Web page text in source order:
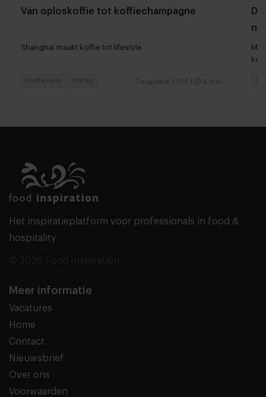
Van oploskoffie tot koffiechampagne
Shanghai maakt koffie tot lifestyle
7 augustus 2026 6 min
Foodservice Drinks
Het inspiratieplatform voor professionals in food &
hospitality
Meer informatie
Vacatures
Home
Contact
Nieuwsbrief
Over ons
Voorwaarden